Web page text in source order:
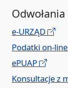
Odwołania
e-URZĄD
Podatki on-line
ePUAP
Konsultacje z